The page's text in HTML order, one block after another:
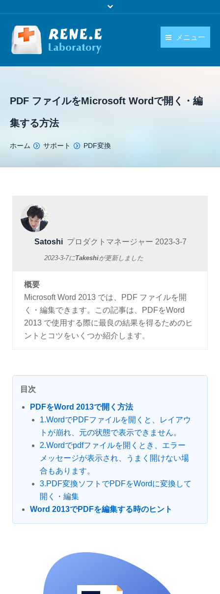
メニュー
日本語
PDF ファイルをMicrosoft Wordで開く・編
集する方法
You are here:
ホーム サポート PDF変換
Satoshi プロダクトマネージャー 2023-3-7
2023-3-7にTakeshiが更新しました
概要
Microsoft Word 2013 では、PDF ファイルを開
く・編集できます。この記事は、PDFをWord
2013 で使用する際に最良の結果を得るためのヒ
ントとコツをいくつか紹介します。
目次
PDFをWord 2013で開く方法
1.WordでPDFファイルを開くと、レイアウ
トが崩れ、元の状態で表示できません。
2.Wordでpdfファイルを開くとき、エラー
メッセージが表示され、うまく開けない場
合もあります。
3.PDF変換ソフトでPDFをWordに変換して
開く・編集
Word 2013でPDFを編集する時のヒント